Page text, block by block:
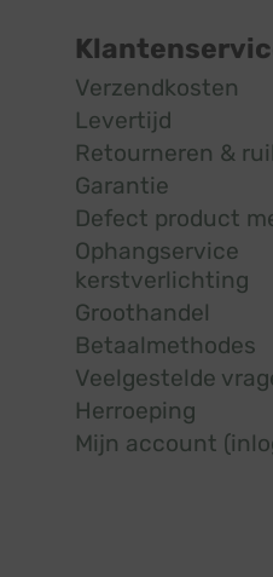
Verzendkosten
Levertijd
Retourneren &
Garantie
Defect product
Ophangservice
kerstverlichting
Groothandel
Betaalmethodes
Veelgestelde
Herroeping
Mijn account